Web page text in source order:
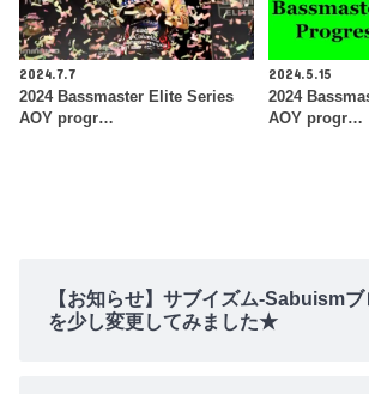
2024.7.7
2024 Bassmaster Elite Series
AOY progr…
2024.5.15
2024
AOY progr…
【お知らせ】サブイズム-Sabuism
を少し変更してみました★